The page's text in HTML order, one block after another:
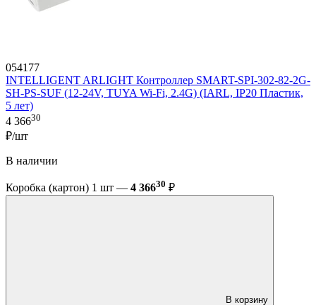
054177
INTELLIGENT ARLIGHT Контроллер SMART-SPI-302-82-2G-
SH-PS-SUF (12-24V, TUYA Wi-Fi, 2.4G) (IARL, IP20 Пластик,
5 лет)
4 36630
₽/шт
В наличии
Коробка (картон) 1 шт — 4 36630 ₽
В корзину